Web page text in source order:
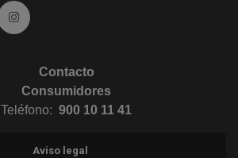
Ir a Instagram (abre en ventana nueva)
Contacto
Consumidores
Teléfono: 900 10 11 41
Aviso legal